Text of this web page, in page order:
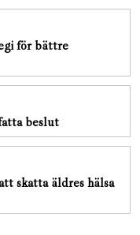
för bättre
beslut
skatta äldres hälsa